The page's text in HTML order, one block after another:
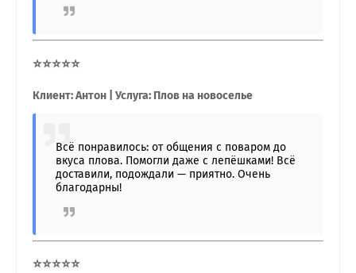
⭐⭐⭐⭐⭐
Клиент: Антон | Услуга: Плов на новоселье
Всё понравилось: от общения с поваром до
вкуса плова. Помогли даже с лепёшками! Всё
доставили, подождали — приятно. Очень
благодарны!
⭐⭐⭐⭐⭐